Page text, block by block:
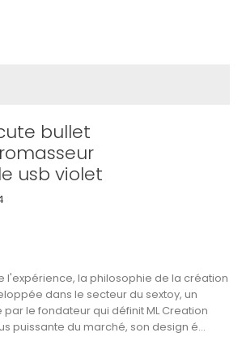
bullet
usb violet
l'expérience, la philosophie de la création
dans le secteur du sextoy, un
le fondateur qui définit ML Creation
puissante du marché, son design é...